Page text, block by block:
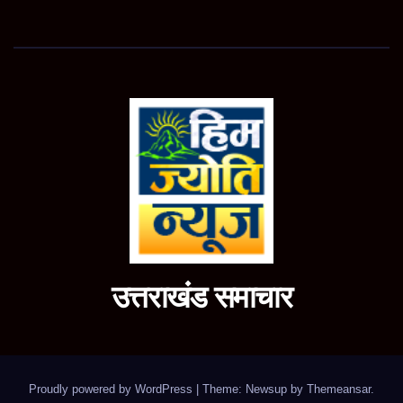
उत्तराखंड समाचार
Proudly powered by WordPress Theme: Newsup by Themeansar.